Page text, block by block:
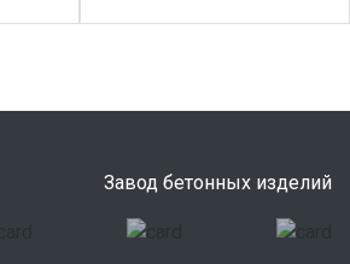
Завод бетонных изделий